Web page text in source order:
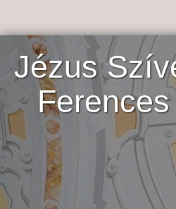
Jézus